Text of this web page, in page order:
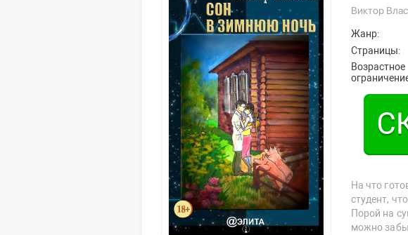
Виктор
Жанр:
Страницы:
Возрастное
На что
студент,
Порой на
можно